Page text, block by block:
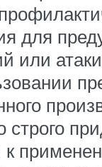
для
или
строго
к